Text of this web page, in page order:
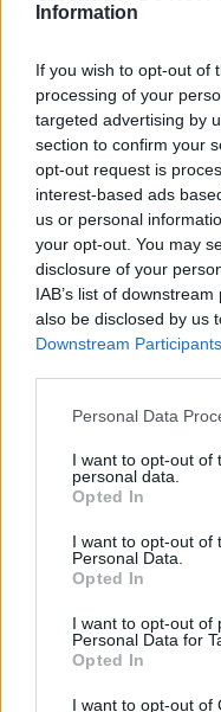
Information
If you wish to opt-out of
processing of your
targeted advertising by
section to confirm your
opt-out request is
interest-based ads
us or personal
your opt-out. You may
disclosure of your
IAB’s list of
also be disclosed by us
Downstream Participants
Personal Data
I want to opt-out of
personal data.
Opted In
I want to opt-out of
Personal Data.
Opted In
I want to opt-out of
Personal Data for
Opted In
I want to opt-out of
Greendex
Lonkay
Ködös a
A
tudunk